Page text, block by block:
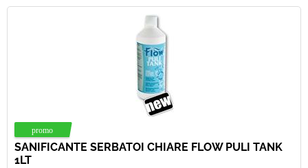
SANIFICANTE SERBATOI CHIARE FLOW PULI TANK
1LT